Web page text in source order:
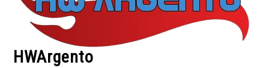
HWArgento